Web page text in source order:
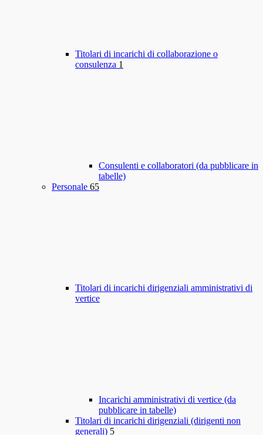
Titolari di incarichi di collaborazione o
consulenza 1
Consulenti e collaboratori (da pubblicare in
tabelle)
Personale 65
Titolari di incarichi dirigenziali amministrativi di
vertice
Incarichi amministrativi di vertice (da
pubblicare in tabelle)
Titolari di incarichi dirigenziali (dirigenti non
generali) 5